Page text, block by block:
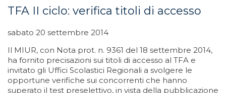
TFA II ciclo: verifica titoli di accesso
sabato 20 settembre 2014
Il MIUR, con Nota prot. n. 9361 del 18 settembre 2014,
ha fornito precisazioni sui titoli di accesso al TFA e
invitato gli Uffici Scolastici Regionali a svolgere le
opportune verifiche sui concorrenti che hanno
superato il test preselettivo, in vista della pubblicazione